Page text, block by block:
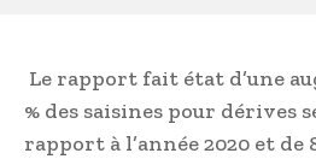
Le rapport fait état d’une
% des saisines pour dérives
rapport à l’année 2020 et de